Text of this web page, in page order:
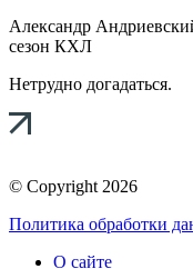
Александр
сезон КХЛ
Нетрудно догадаться.
© Copyright 2026
Политика обработки
О сайте